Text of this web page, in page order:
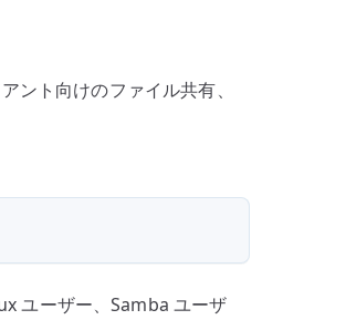
ト向けのファイル共有、
ユーザー、Samba ユーザ